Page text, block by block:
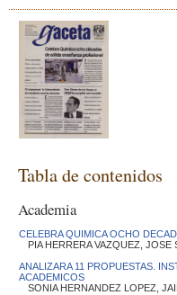
Tabla de contenidos
Academia
CELEBRA QUIMICA OCHO
PIA HERRERA VAZQUEZ,
ANALIZARA 11 PROPUESTAS.
ACADEMICOS
SONIA HERNANDEZ LOPEZ,